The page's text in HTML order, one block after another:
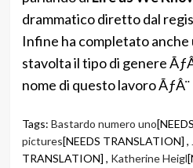
drammatico diretto dal
Infine ha completato anche
stavolta il tipo di genere
nome di questo lavoro
Tags: Bastardo numero uno
pictures[NEEDS TRANSLATION] ,
TRANSLATION] , Katherine Heigl